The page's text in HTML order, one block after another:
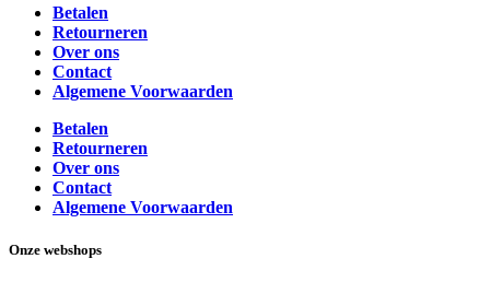
Betalen
Retourneren
Over ons
Contact
Algemene Voorwaarden
Betalen
Retourneren
Over ons
Contact
Algemene Voorwaarden
Onze webshops